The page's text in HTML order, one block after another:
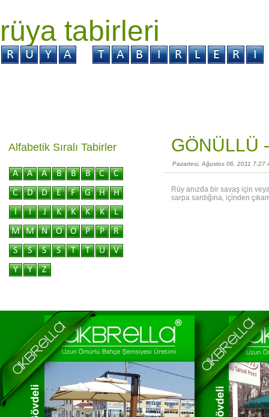
rüya tabirleri
GÖNÜLLÜ
Pazartesi, Ağustos 06, 2011 7:27
Rüy anızda bir savaş için
sarpa sardığına, içinden
Alfabetik Sıralı Tabirler